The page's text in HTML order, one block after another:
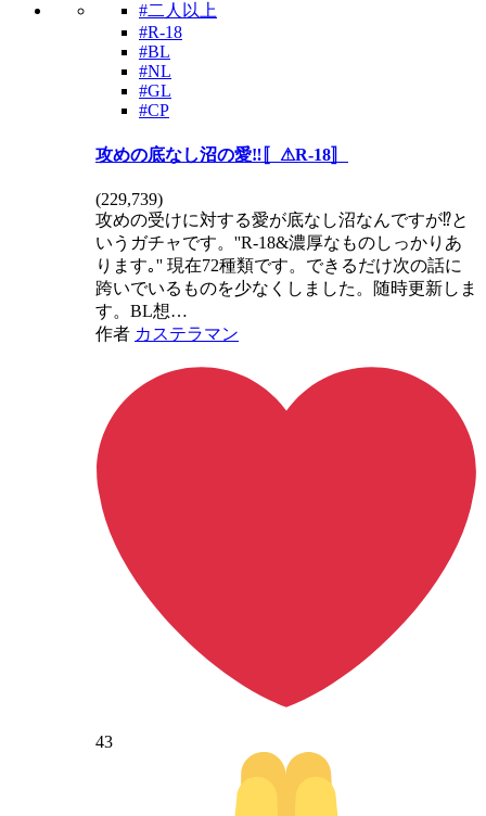
#二人以上
#R-18
#BL
#NL
#GL
#CP
攻めの底なし沼の愛‼️〚⚠R-18〛
(229,739)
攻めの受けに対する愛が底なし沼なんですが⁉️と
いうガチャです。''R-18&濃厚なものしっかりあ
ります｡'' 現在72種類です。できるだけ次の話に
跨いでいるものを少なくしました。随時更新しま
す。BL想…
作者 カステラマン
43